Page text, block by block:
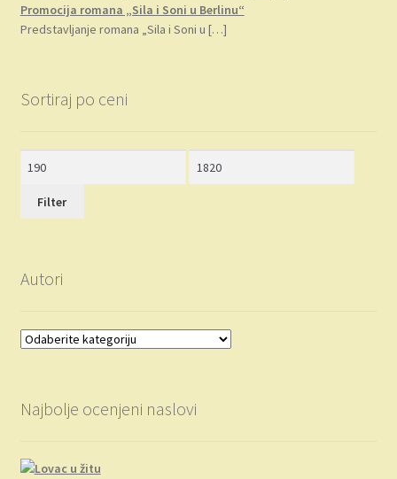
Promocija romana „Sila i Soni u Berlinu“
Predstavljanje romana „Sila i Soni u […]
Sortiraj po ceni
Filter
Autori
Najbolje ocenjeni naslovi